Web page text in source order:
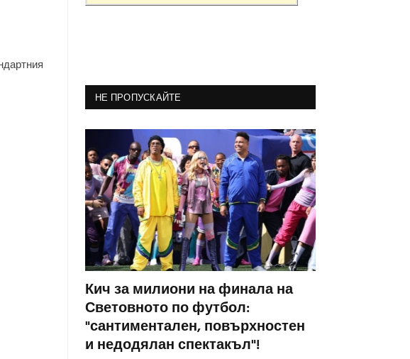
НЕ ПРОПУСКАЙТЕ
Кич за милиони на финала на
Световното по футбол:
"сантиментален, повърхностен
и недодялан спектакъл"!